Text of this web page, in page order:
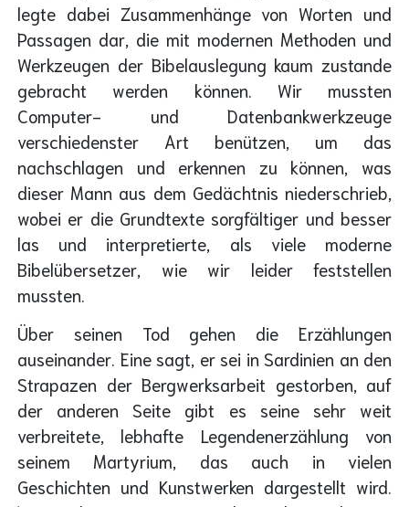
legte dabei Zusammenhänge von Worten und
Passagen dar, die mit modernen Methoden und
Werkzeugen der Bibelauslegung kaum zustande
gebracht werden können. Wir mussten
Computer- und Datenbankwerkzeuge
verschiedenster Art benützen, um das
nachschlagen und erkennen zu können, was
dieser Mann aus dem Gedächtnis niederschrieb,
wobei er die Grundtexte sorgfältiger und besser
las und interpretierte, als viele moderne
Bibelübersetzer, wie wir leider feststellen
mussten.
Über seinen Tod gehen die Erzählungen
auseinander. Eine sagt, er sei in Sardinien an den
Strapazen der Bergwerksarbeit gestorben, auf
der anderen Seite gibt es seine sehr weit
verbreitete, lebhafte Legendenerzählung von
seinem Martyrium, das auch in vielen
Geschichten und Kunstwerken dargestellt wird.